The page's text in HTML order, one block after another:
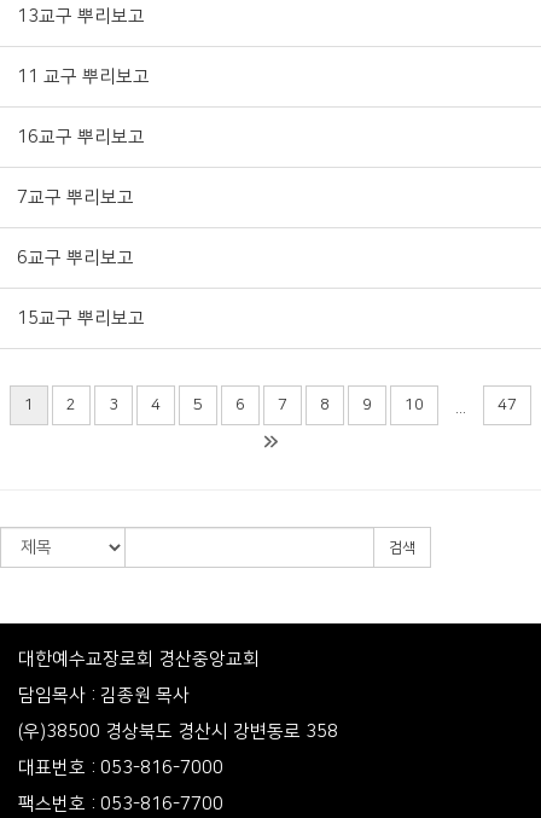
13교구 뿌리보고
11 교구 뿌리보고
16교구 뿌리보고
7교구 뿌리보고
6교구 뿌리보고
15교구 뿌리보고
1 2 3 4 5 6 7 8 9 10 47
검색
대한예수교장로회 경산중앙교회
담임목사 : 김종원 목사
(우)38500 경상북도 경산시 강변동로 358
대표번호 : 053-816-7000
팩스번호 : 053-816-7700